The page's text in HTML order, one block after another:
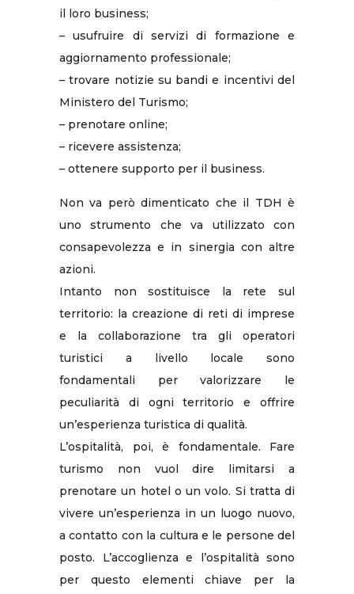
il loro business;
– usufruire di servizi di formazione e
aggiornamento professionale;
– trovare notizie su bandi e incentivi del
Ministero del Turismo;
– prenotare online;
– ricevere assistenza;
– ottenere supporto per il business.
Non va però dimenticato che il TDH è
uno strumento che va utilizzato con
consapevolezza e in sinergia con altre
azioni.
Intanto non sostituisce la rete sul
territorio: la creazione di reti di imprese
e la collaborazione tra gli operatori
turistici a livello locale sono
fondamentali per valorizzare le
peculiarità di ogni territorio e offrire
un’esperienza turistica di qualità.
L’ospitalità, poi, è fondamentale. Fare
turismo non vuol dire limitarsi a
prenotare un hotel o un volo. Si tratta di
vivere un’esperienza in un luogo nuovo,
a contatto con la cultura e le persone del
posto. L’accoglienza e l’ospitalità sono
per questo elementi chiave per la